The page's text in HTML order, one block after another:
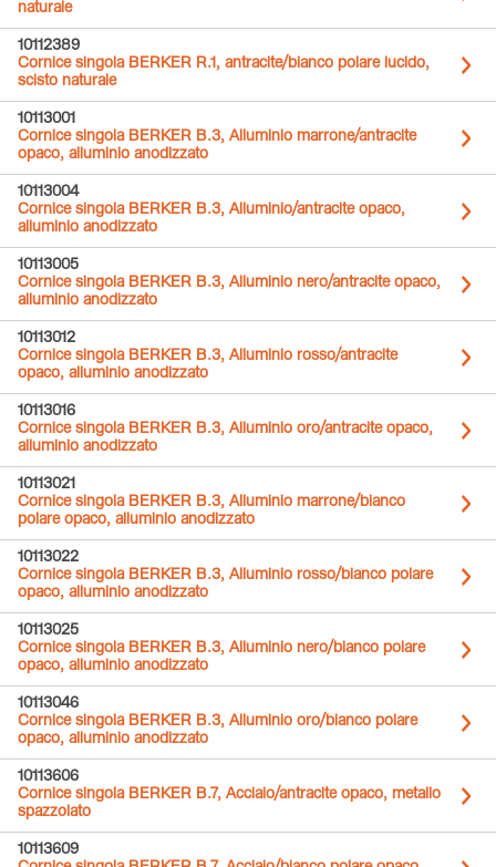
naturale
10112389
Cornice singola BERKER R.1, antracite/bianco polare lucido,
scisto naturale
10113001
Cornice singola BERKER B.3, Alluminio marrone/antracite
opaco, alluminio anodizzato
10113004
Cornice singola BERKER B.3, Alluminio/antracite opaco,
alluminio anodizzato
10113005
Cornice singola BERKER B.3, Alluminio nero/antracite opaco,
alluminio anodizzato
10113012
Cornice singola BERKER B.3, Alluminio rosso/antracite
opaco, alluminio anodizzato
10113016
Cornice singola BERKER B.3, Alluminio oro/antracite opaco,
alluminio anodizzato
10113021
Cornice singola BERKER B.3, Alluminio marrone/bianco
polare opaco, alluminio anodizzato
10113022
Cornice singola BERKER B.3, Alluminio rosso/bianco polare
opaco, alluminio anodizzato
10113025
Cornice singola BERKER B.3, Alluminio nero/bianco polare
opaco, alluminio anodizzato
10113046
Cornice singola BERKER B.3, Alluminio oro/bianco polare
opaco, alluminio anodizzato
10113606
Cornice singola BERKER B.7, Acciaio/antracite opaco, metallo
spazzolato
10113609